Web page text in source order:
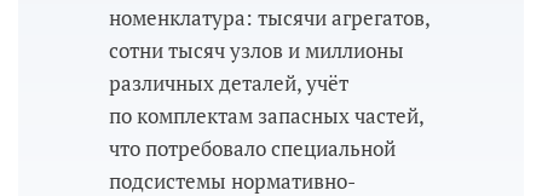
номенклатура: тысячи агрегатов,
сотни тысяч узлов и миллионы
различных деталей, учёт
по комплектам запасных частей,
что потребовало специальной
подсистемы нормативно-